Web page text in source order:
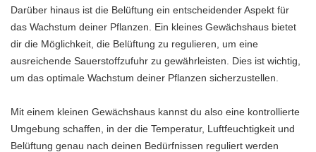
Darüber hinaus ist die Belüftung ein entscheidender Aspekt für
das Wachstum deiner Pflanzen. Ein kleines Gewächshaus bietet
dir die Möglichkeit, die Belüftung zu regulieren, um eine
ausreichende Sauerstoffzufuhr zu gewährleisten. Dies ist wichtig,
um das optimale Wachstum deiner Pflanzen sicherzustellen.
Mit einem kleinen Gewächshaus kannst du also eine kontrollierte
Umgebung schaffen, in der die Temperatur, Luftfeuchtigkeit und
Belüftung genau nach deinen Bedürfnissen reguliert werden